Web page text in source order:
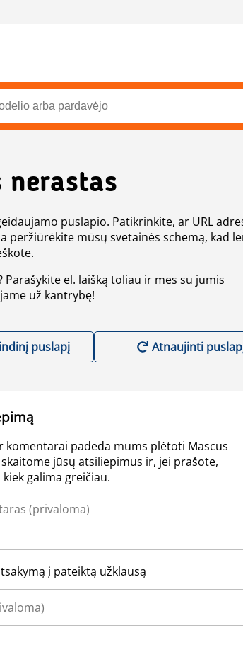
nerastas
puslapio. Patikrinkite, ar URL
peržiūrėkite mūsų svetainės schemą, kad
el. laišką toliau ir mes su jumis
už kantrybę!
puslapį Atnaujinti
komentarai padeda mums plėtoti Mascus
skaitome jūsų atsiliepimus ir, jei prašote,
galima greičiau.
į pateiktą užklausą